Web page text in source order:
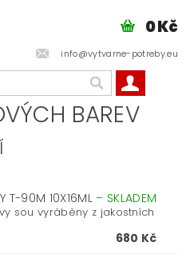
info@vytvarne-potreby.eu
0 Kč
BAREV
T-90M 10X16ML – SKLADEM
sou vyráběny z jakostních
680 Kč